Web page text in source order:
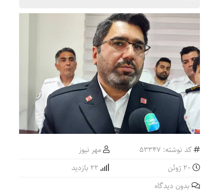
کد نوشته: 53347
مهر نیوز
بدون دیدگاه